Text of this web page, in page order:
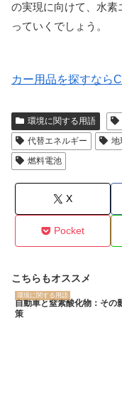
の実現に向けて、水素
っていくでしょう。
カー用品を探すなら
環境に関する用語
代替エネルギー
地
燃料電池
X
Pocket
こちらもオススメ
環境に関する用語
自動車と窒素酸化物：その
策